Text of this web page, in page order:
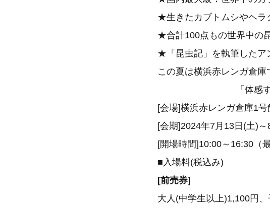
★生きたカブトムシやヘラ
★合計100点もの世界中の
★「昆虫記」を執筆したア
この夏は横浜赤レンガ倉庫
「体感
[会場]横浜赤レンガ倉庫1
[会期]2024年7月13日(土)
[開場時間]10:00～16:30（
■入場料(税込み)
[前売券]
大人(中学生以上)1,100円